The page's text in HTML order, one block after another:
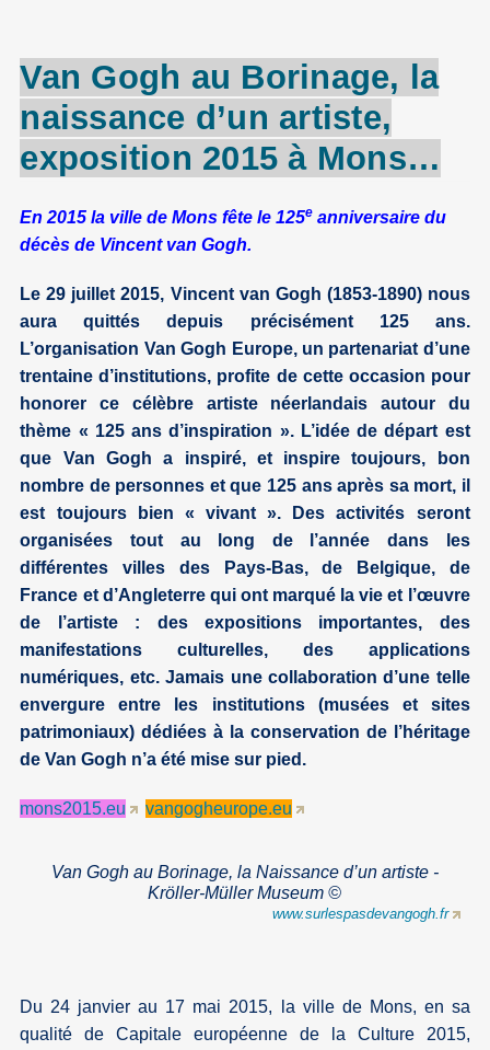
Van Gogh au Borinage, la
naissance d’un artiste,
exposition 2015 à Mons…
En 2015 la ville de Mons fête le 125e anniversaire du
décès de Vincent van Gogh.
Le 29 juillet 2015, Vincent van Gogh (1853-1890) nous
aura quittés depuis précisément 125 ans.
L’organisation Van Gogh Europe, un partenariat d’une
trentaine d’institutions, profite de cette occasion pour
honorer ce célèbre artiste néerlandais autour du
thème « 125 ans d’inspiration ». L’idée de départ est
que Van Gogh a inspiré, et inspire toujours, bon
nombre de personnes et que 125 ans après sa mort, il
est toujours bien « vivant ». Des activités seront
organisées tout au long de l’année dans les
différentes villes des Pays-Bas, de Belgique, de
France et d’Angleterre qui ont marqué la vie et l’œuvre
de l’artiste : des expositions importantes, des
manifestations culturelles, des applications
numériques, etc. Jamais une collaboration d’une telle
envergure entre les institutions (musées et sites
patrimoniaux) dédiées à la conservation de l’héritage
de Van Gogh n’a été mise sur pied.
mons2015.eu vangogheurope.eu
Van Gogh au Borinage, la Naissance d’un artiste -
Kröller-Müller Museum ©
www.surlespasdevangogh.fr
Du 24 janvier au 17 mai 2015, la ville de Mons, en sa
qualité de Capitale européenne de la Culture 2015,